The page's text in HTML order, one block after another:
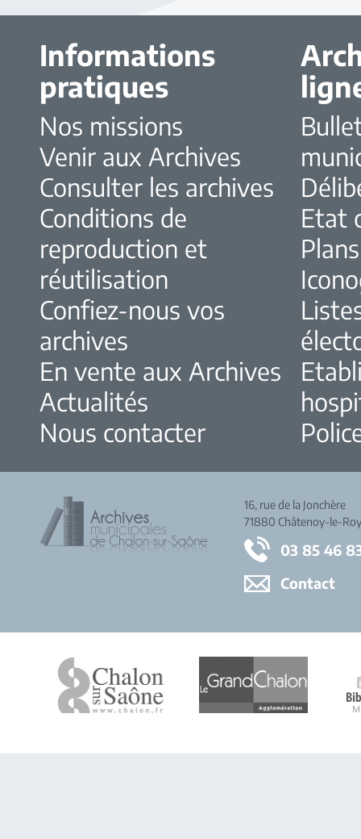
Informations
pratiques
Nos missions
Venir aux Archives
Consulter les archives
Conditions de
reproduction et
réutilisation
Confiez-nous vos
archives
En vente aux Archives
Actualités
Nous contacter
Etat
Plans
16, rue de la Jonchère
71880 Châtenoy-le-
03 85 46
Contact